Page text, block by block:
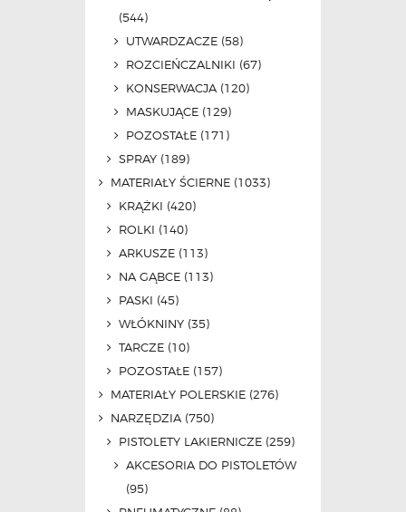
(544)
UTWARDZACZE (58)
ROZCIEŃCZALNIKI (67)
KONSERWACJA (120)
MASKUJĄCE (129)
POZOSTAŁE (171)
SPRAY (189)
MATERIAŁY ŚCIERNE (1033)
KRĄŻKI (420)
ROLKI (140)
ARKUSZE (113)
NA GĄBCE (113)
PASKI (45)
WŁÓKNINY (35)
TARCZE (10)
POZOSTAŁE (157)
MATERIAŁY POLERSKIE (276)
NARZĘDZIA (750)
PISTOLETY LAKIERNICZE (259)
AKCESORIA DO PISTOLETÓW
(95)